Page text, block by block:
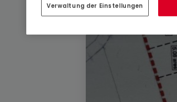
Verwaltung der Einstellungen